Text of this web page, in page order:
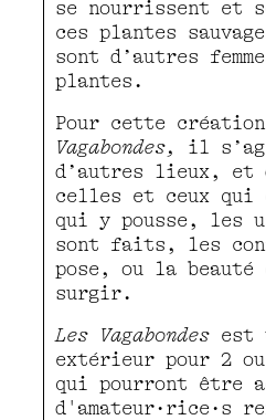
se nourrissent et
ces plantes
sont d’autres
plantes.
Pour cette
Vagabondes,
il
d’autres lieux, et
celles et ceux qui
qui y pousse, les
sont faits, les
pose, ou la
surgir.
Les Vagabondes est
extérieur pour 2
qui pourront être
d'amateur·rice·s